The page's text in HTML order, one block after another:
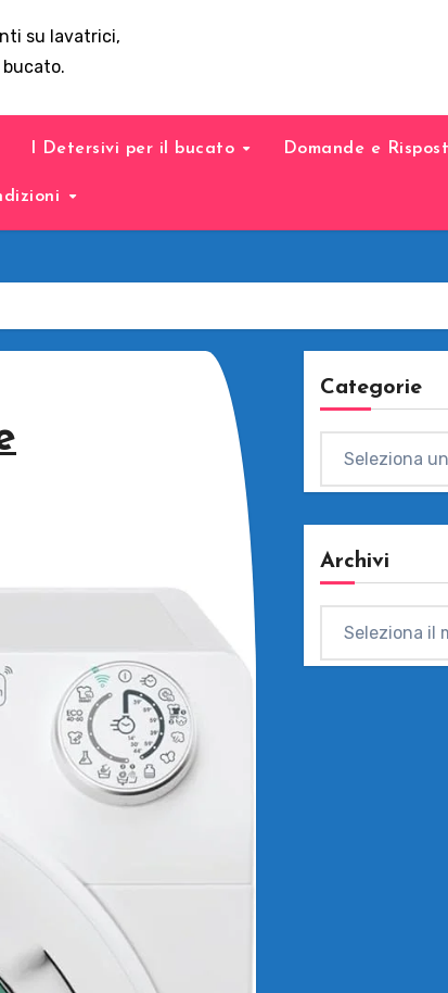
su lavatrici,
I Detersivi per il bucato Domande e
Categorie
Archivi